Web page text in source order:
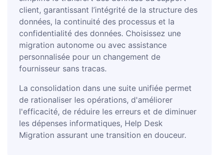
client, garantissant l’intégrité de la structure des
données, la continuité des processus et la
confidentialité des données. Choisissez une
migration autonome ou avec assistance
personnalisée pour un changement de
fournisseur sans tracas.
La consolidation dans une suite unifiée permet
de rationaliser les opérations, d'améliorer
l'efficacité, de réduire les erreurs et de diminuer
les dépenses informatiques, Help Desk
Migration assurant une transition en douceur.